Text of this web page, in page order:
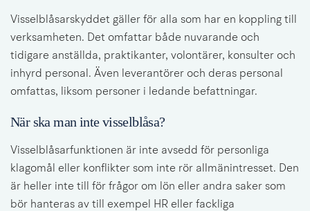
Visselblåsarskyddet gäller för alla som har en koppling till
verksamheten. Det omfattar både nuvarande och
tidigare anställda, praktikanter, volontärer, konsulter och
inhyrd personal. Även leverantörer och deras personal
omfattas, liksom personer i ledande befattningar.
När ska man inte visselblåsa?
Visselblåsarfunktionen är inte avsedd för personliga
klagomål eller konflikter som inte rör allmänintresset. Den
är heller inte till för frågor om lön eller andra saker som
bör hanteras av till exempel HR eller fackliga